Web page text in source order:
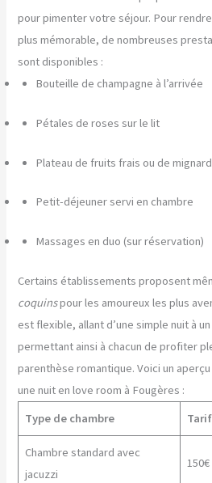
pour pimenter votre séjour. Pour
plus mémorable, de nombreuses
sont disponibles :
Bouteille de champagne à l’arrivée
Pétales de roses sur le lit
Plateau de fruits frais ou de
Petit-déjeuner servi en chambre
Massages en duo (sur réservation)
Certains établissements proposent
coquinspour les amoureux les plus
est flexible, allant d’une simple nuit à
permettant ainsi à chacun de profiter
parenthèse romantique. Voici un
une nuit en love room à Fougères :
Type de chambre
Chambre standard avec
jacuzzi
150€